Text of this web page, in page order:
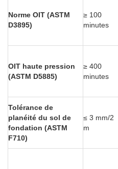
Norme OIT (ASTM
D3895)
≥ 100
minutes
OIT haute pression
(ASTM D5885)
≥ 400
minutes
Tolérance de
planéité du sol de
fondation (ASTM
F710)
≤ 3 mm/2
m